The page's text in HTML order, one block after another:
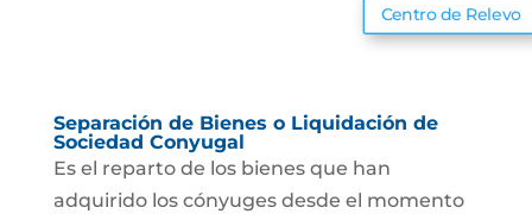
Centro de Relevo
Separación de Bienes o Liquidación de
Sociedad Conyugal
Es el reparto de los bienes que han
adquirido los cónyuges desde el momento